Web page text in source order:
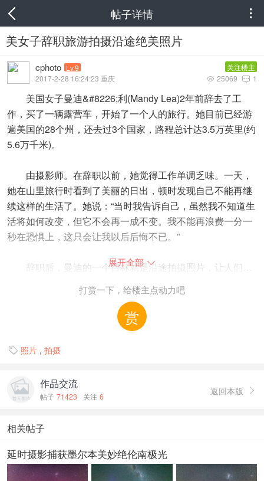
帖子详情 
美女子辞职旅游拍摄沿途绝美照片
cphoto Lv.9
关注楼主
2017-2-28 16:24:23 重庆
 1
 25069
美国女子曼迪&#8226;利(Mandy Lea)2年前辞去了工
作，买了一辆露营车，开始了一个人的旅行。她目前已经游
遍美国的28个州，还去过3个国家，路程总计达3.5万英里(约
5.6万千米)。
由摄影师。在辞职以前，她觉得工作单调乏味。一天，
她在山里旅行时看到了美丽的日出，顿时发现自己不能再继
续这样的生活了。她说：“当时我告诉自己，虽然我不知道生
活将如何改变，但它不会再一成不变。我不能再浪费一分一
秒在恐惧上，这只会让我以后后悔不已。”
辞职后，曼迪的一个目标就是沿途拍摄照片，让人们领
略不一样的风光，重新衡量生活中最重要的、能为自己带来
快乐的事是什么，从而激励他们做一些新奇的、不那么循规
曼迪旅行中的大部分时间都在参观美国各地的国家公
园。在她拍摄的照片中，有的展现了怀俄明州大提顿国家公
瀑布飞流直下的壮丽景色，也有的描绘了得克萨斯州大弯国
家公园月出东山的别样画卷。
展开全部 
打赏一下，给楼主点动力吧
赏
 照片 , 拍摄
作品交流
帖子 71423 关注 6 返回本版 
相关帖子
延时摄影捕获墨尔本美妙绝伦南极光